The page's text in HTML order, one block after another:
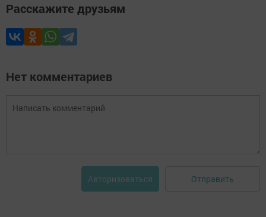
Расскажите друзьям
Нет комментариев
Авторизоваться Отправить